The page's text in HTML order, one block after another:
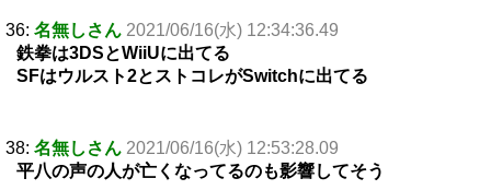
36: 名無しさん 2021/06/16(水) 12:34:36.49
鉄拳は3DSとWiiUに出てる
SFはウルスト2とストコレがSwitchに出てる
38: 名無しさん 2021/06/16(水) 12:53:28.09
平八の声の人が亡くなってるのも影響してそう